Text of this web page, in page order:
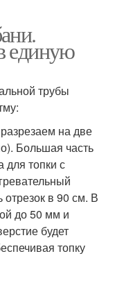
единую
трубы
на две
Большая часть
для топки с
в 90 см. В
до 50 мм и
будет
топку